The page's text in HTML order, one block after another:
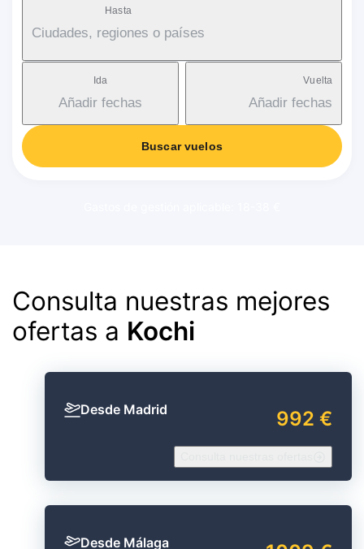
Hasta
Ciudades, regiones o países
Ida
Añadir fechas
Vuelta
Añadir fechas
Buscar vuelos
Consulta nuestras mejores
ofertas a Kochi
Desde Madrid 992 €
Desde Málaga